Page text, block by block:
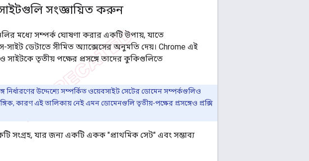
সংজ্ঞায়িত করুন
মধ্যে সম্পর্ক ঘোষণা করার একটি উপায়, যাতে
ডেটাতে সীমিত অ্যাক্সেসের অনুমতি দেয়। Chrome এই
সাইটকে তৃতীয় পক্ষের প্রসঙ্গে তাদের কুকিগুলিতে
নির্ধারণের উদ্দেশ্যে সম্পর্কিত ওয়েবসাইট সেটের ডোমেন সম্পর্কগুলিও
কারণ এই তালিকায় নেই এমন ডোমেনগুলি তৃতীয়-পক্ষের প্রসঙ্গেও প্রক্সি
সংগ্রহ, যার জন্য একটি একক "প্রাথমিক সেট" এবং সম্ভাব্য